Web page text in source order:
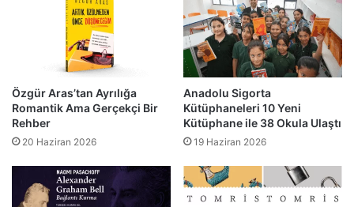
Özgür Aras’tan Ayrılığa
Romantik Ama Gerçekçi Bir
Rehber
20 Haziran 2026
Anadolu Sigorta
Kütüphaneleri 10 Yeni
Kütüphane ile 38 Okula Ulaştı
19 Haziran 2026